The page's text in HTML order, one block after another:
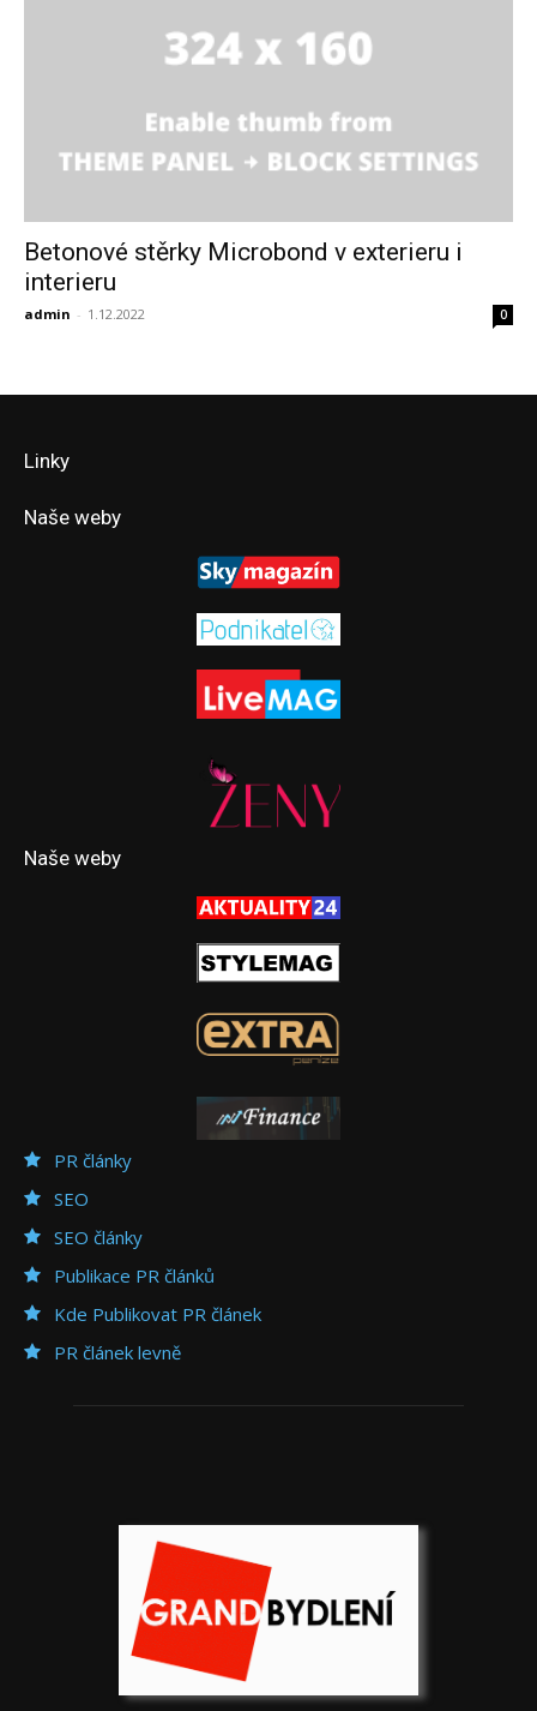
Betonové stěrky Microbond v exterieru i
interieru
admin - 1.12.2022 0
Linky
Naše weby
Naše weby
PR články
SEO
SEO články
Publikace PR článků
Kde Publikovat PR článek
PR článek levně